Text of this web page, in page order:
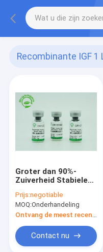
Recombinante IGF 1
Groter dan 90%-
Zuiverheid Stabiele
Lange 1 X10^6 de
Eenheden van R3/Mg-
Bio-activiteit
Prijs:negotiable
MOQ:Onderhandeling
Contact nu